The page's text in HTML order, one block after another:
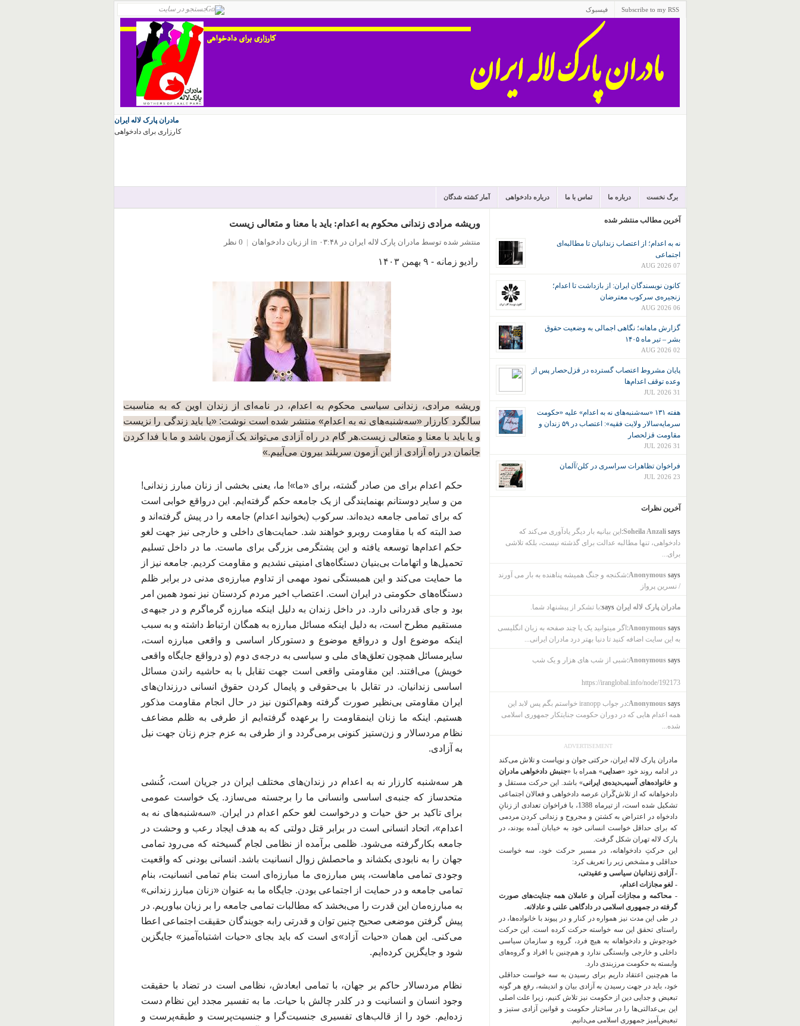
Subscribe to my RSS فیسبوک
مادران پارک لاله ایران
کارزاری برای دادخواهی
برگ نخست درباره ما تماس با ما درباره دادخواهی آمار کشته شدگان
وریشه مرادی زندانی محکوم به اعدام: باید با معنا و متعالی زیست
منتشر شده توسط مادران پارک لاله ایران در ۰۳:۴۸ in از زبان دادخواهان | 0 نظر
رادیو زمانه - ۹ بهمن ۱۴۰۳
وریشه مرادی، زندانی سیاسی محکوم به اعدام، در نامه‌ای از زندان اوین که به مناسبت
سالگرد کارزار «سه‌شنبه‌های نه به اعدام» منتشر شده است نوشت: «یا باید زندگی را نزیست
و یا باید با معنا و متعالی زیست.هر گام در راه آزادی می‌تواند یک آزمون باشد و ما با فدا کردن
جانمان در راه آزادی از این آزمون سربلند بیرون می‌آییم.»
حکم اعدام برای من صادر گشته، برای «ما»! ما، یعنی بخشی از زنان مبارز زندانی!
من و سایر دوستانم بهنمایندگی از یک جامعه حکم گرفته‌ایم. این درواقع خوابی است
که برای تمامی جامعه دیده‌اند. سرکوب (بخوانید اعدام) جامعه را در پیش گرفته‌اند و
صد البته که با مقاومت روبرو خواهند شد. حمایت‌های داخلی و خارجی نیز جهت لغو
حکم اعدام‌ها توسعه یافته و این پشتگرمی بزرگی برای ماست. ما در داخل تسلیم
تحمیل‌ها و اتهامات بی‌بنیان دستگاه‌های امنیتی نشدیم و مقاومت کردیم. جامعه نیز از
ما حمایت می‌کند و این همبستگی نمود مهمی از تداوم مبارزه‌ی مدنی در برابر ظلم
دستگاه‌های حکومتی در ایران است. اعتصاب اخیر مردم کردستان نیز نمود همین امر
بود و جای قدردانی دارد. در داخل زندان به دلیل اینکه مبارزه گرماگرم و در جبهه‌ی
مستقیم مطرح است، به دلیل اینکه مسائل مبارزه به همگان ارتباط داشته و به سبب
اینکه موضوع اول و درواقع موضوع و دستورکار اساسی و واقعی مبارزه است،
سایرمسائل همچون تعلق‌های ملی و سیاسی به درجه‌ی دوم (و درواقع جایگاه واقعی
خویش) می‌افتند. این مقاومتی واقعی است جهت تقابل با به حاشیه راندن مسائل
اساسی زندانیان. در تقابل با بی‌حقوقی و پایمال کردن حقوق انسانی درزندان‌های
ایران مقاومتی بی‌نظیر صورت گرفته وهم‌اکنون نیز در حال انجام مقاومت مذکور
هستیم. اینکه ما زنان اینمقاومت را برعهده گرفته‌ایم از طرفی به ظلم مضاعف
نظام مردسالار و زن‌ستیز کنونی برمی‌گردد و از طرفی به عزم جزم زنان جهت نیل
به آزادی.
هر سه‌شنبه کارزار نه به اعدام در زندان‌های مختلف ایران در جریان است، کُنشی
متحدساز که جنبه‌ی اساسی وانسانی ما را برجسته می‌سازد. یک خواست عمومی
برای تاکید بر حق حیات و درخواست لغو حکم اعدام در ایران. «سه‌شنبه‌های نه به
اعدام»، اتحاد انسانی است در برابر قتل دولتی که به هدف ایجاد رعب و وحشت در
جامعه بکارگرفته می‌شود. ظلمی برآمده از نظامی لجام گسیخته که می‌رود تمامی
جهان را به نابودی بکشاند و ماحصلش زوال انسانیت باشد. انسانی بودنی که واقعیت
وجودی تمامی ماهاست، پس مبارزه‌ی ما مبارزه‌ای است بنام تمامی انسانیت، بنام
تمامی جامعه و در حمایت از اجتماعی بودن. جایگاه ما به عنوان «زنان مبارز زندانی»
به مبارزه‌مان این قدرت را می‌بخشد که مطالبات تمامی جامعه را بر زبان بیاوریم. در
پیش گرفتن موضعی صحیح چنین توان و قدرتی رابه جویندگان حقیقت اجتماعی اعطا
می‌كنى. این همان «حیات آزاد»ی است که باید بجای «حیات اشتباه‌آمیز» جایگزین
شود و جایگزین كرده‌ایم.
نظام مردسالار حاکم بر جهان، با تمامی ابعادش، نظامی است در تضاد با حقیقت
وجود انسان و انسانیت و در کلدر چالش با حیات. ما به تفسیر مجدد این نظام دست
زده‌ایم. خود را از قالب‌های تفسیری جنسیت‌گرا و جنسیت‌پرست و طبقه‌پرست و
آخرین مطالب منتشر شده
نه به اعدام؛ از اعتصاب زندانیان تا مطالبه‌ای
اجتماعی
07 AUG 2026
کانون نويسندگان ايران: از بازداشت تا اعدام؛
زنجیره‌ی سرکوب معترضان
06 AUG 2026
گزارش ماهانه؛ نگاهی اجمالی به وضعیت حقوق
بشر – تیر ماه ۱۴۰۵
02 AUG 2026
پایان مشروط اعتصاب گسترده در قزل‌حصار پس از
وعده توقف اعدام‌ها
31 JUL 2026
هفته ۱۳۱ «سه‌شنبه‌های نه به اعدام» علیه «حکومت
سرمایه‌سالار ولایت فقیه»: اعتصاب در ۵۹ زندان و
مقاومت قزلحصار
31 JUL 2026
فراخوان تظاهرات سراسری در کلن/آلمان
23 JUL 2026
آخرین نظرات
Soheila Anzalisays:
این بیانیه بار دیگر یادآوری می‌کند که
دادخواهی، تنها مطالبه عدالت برای گذشته نیست، بلکه تلاشی
برای...
Anonymoussays:
شکنجه و جنگ همیشه پناهنده به بار می آورند
/ نسرین پرواز
مادران پارک لاله ایران says: با تشکر از پیشنهاد شما.
Anonymoussays:
اگر میتوانید یک یا چند صفحه به زبان انگلیسی
به این سایت اضافه کنید تا دنیا بهتر درد مادران ایرانی...
Anonymoussays: شبی از شب های هزار و یک شب
https://iranglobal.info/node/192173
Anonymoussays:
در جواب iranopp خواستم بگم پس لابد این
همه اعدام هایی که در دوران حکومت جنایتکار جمهوری اسلامی
شده...
ADVERTISEMENT
مادران پارک لاله ایران، حرکتی جوان و نوپاست و تلاش می‌کند
در ادامه روند خود «صدایی» همراه با «جنبش دادخواهی مادران
و خانواده‌های آسیب‌دیده‌ی ایرانی» باشد. این حرکت مستقل و
دادخواهانه که از تلاش‌گَران عرصه دادخواهی و فعالان اجتماعی
تشکیل شده است، از تیرماه 1388، با فراخوان تعدادی از زنانِ
دادخواه در اعتراض به کشتن و مجروح و زندانی کردن مردمی
که برای حداقل خواست انسانی خود به خیابان آمده بودند، در
پارک لاله تهران شکل گرفت.
این حرکتِ دادخواهانه، در مسیر حرکت خود، سه خواست
حداقلی و مشخص زیر را تعریف کرد:
- آزادی زندانیان سیاسی و عقیدتی،
- لغو مجازات اعدام،
- محاکمه و مجازات آمران و عاملان همه جنایت‌های صورت
گرفته در جمهوری اسلامی در دادگاهی علنی و عادلانه.
در طی این مدت نیز همواره در کنار و در پیوند با خانواده‌ها، در
راستای تحقق این سه خواسته حرکت کرده است. این حرکت
خودجوش و دادخواهانه به هیچ فرد، گروه و سازمان سیاسی
داخلی و خارجی وابستگی ندارد و هم‌چنین با افراد و گروه‌های
وابسته به حکومت مرزبندی دارد.
ما هم‌چنین اعتقاد داریم برای رسیدن به سه خواست حداقلی
خود، باید در جهت رسیدن به آزادی بیان و اندیشه، رفع هر گونه
تبعیض و جدایی دین از حکومت نیز تلاش کنیم، زیرا علت اصلی
این بی‌عدالتی‌ها را در ساختار حکومت و قوانین آزادی ستیز و
تبعیض‌آمیز جمهوری اسلامی می‌دانیم.